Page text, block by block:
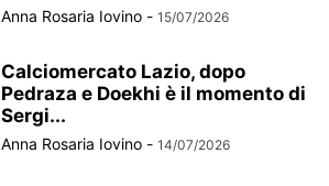
Anna Rosaria Iovino - 15/07/2026
Calciomercato Lazio, dopo
Pedraza e Doekhi è il momento di
Sergi...
Anna Rosaria Iovino - 14/07/2026